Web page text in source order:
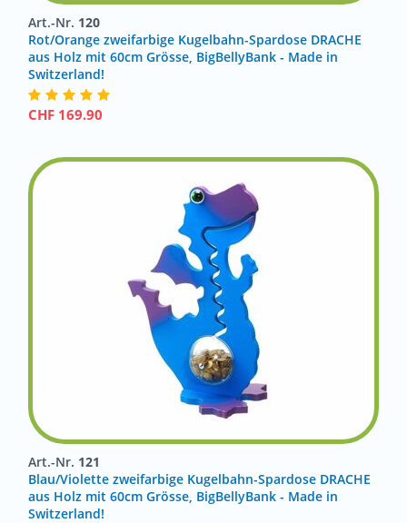
Art.-Nr. 120
Rot/Orange zweifarbige Kugelbahn-Spardose DRACHE
aus Holz mit 60cm Grösse, BigBellyBank - Made in
Switzerland!
CHF 169.90
Art.-Nr. 121
Blau/Violette zweifarbige Kugelbahn-Spardose DRACHE
aus Holz mit 60cm Grösse, BigBellyBank - Made in
Switzerland!